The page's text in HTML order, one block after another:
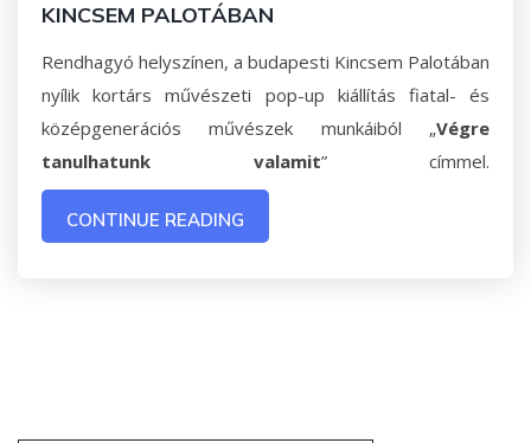
KINCSEM PALOTÁBAN
Rendhagyó helyszínen, a budapesti Kincsem Palotában
nyílik kortárs művészeti pop-up kiállítás fiatal- és
középgenerációs művészek munkáiból „Végre
tanulhatunk valamit” címmel.
CONTINUE READING